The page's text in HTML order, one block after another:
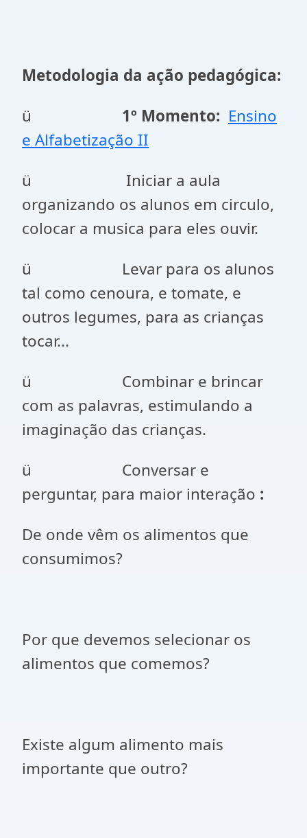
Metodologia da ação pedagógica:
ü 1º Momento: Ensino
e Alfabetização II
ü Iniciar a aula
organizando os alunos em circulo,
colocar a musica para eles ouvir.
ü Levar para os alunos
tal como cenoura, e tomate, e
outros legumes, para as crianças
tocar...
ü Combinar e brincar
com as palavras, estimulando a
imaginação das crianças.
ü Conversar e
perguntar, para maior interação :
De onde vêm os alimentos que
consumimos?
Por que devemos selecionar os
alimentos que comemos?
Existe algum alimento mais
importante que outro?